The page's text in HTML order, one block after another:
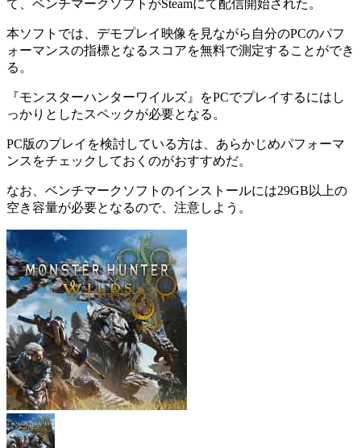
て、 ベンチマークソフト がSteamにて配信開始された。
本ソフトでは、デモプレイ映像を見ながら 自分のPCのパフ
ォーマンスの指標となるスコアを無料で測定することができ
る。
『モンスターハンターワイルズ』をPCでプレイするにはし
っかりとしたスペックが必要となる。
PC版のプレイを検討している方は、あらかじめパフォーマ
ンスをチェックしておくのがおすすめだ。
なお、ベンチマークソフトのインストールには29GB以上の
空き容量が必要となるので、注意しよう。